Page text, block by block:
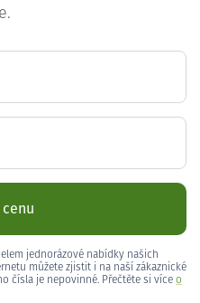
jednorázové nabídky našich
můžete zjistit i na naší zákaznické
čísla je nepovinné. Přečtěte si více o